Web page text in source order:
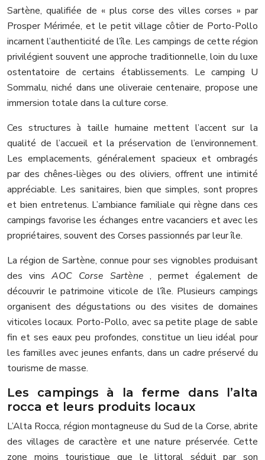
Sartène, qualifiée de « plus corse des villes corses » par
Prosper Mérimée, et le petit village côtier de Porto-Pollo
incarnent l’authenticité de l’île. Les campings de cette région
privilégient souvent une approche traditionnelle, loin du luxe
ostentatoire de certains établissements. Le camping U
Sommalu, niché dans une oliveraie centenaire, propose une
immersion totale dans la culture corse.
Ces structures à taille humaine mettent l’accent sur la
qualité de l’accueil et la préservation de l’environnement.
Les emplacements, généralement spacieux et ombragés
par des chênes-lièges ou des oliviers, offrent une intimité
appréciable. Les sanitaires, bien que simples, sont propres
et bien entretenus. L’ambiance familiale qui règne dans ces
campings favorise les échanges entre vacanciers et avec les
propriétaires, souvent des Corses passionnés par leur île.
La région de Sartène, connue pour ses vignobles produisant
des vins AOC Corse Sartène, permet également de
découvrir le patrimoine viticole de l’île. Plusieurs campings
organisent des dégustations ou des visites de domaines
viticoles locaux. Porto-Pollo, avec sa petite plage de sable
fin et ses eaux peu profondes, constitue un lieu idéal pour
les familles avec jeunes enfants, dans un cadre préservé du
tourisme de masse.
Les campings à la ferme dans l’alta
rocca et leurs produits locaux
L’Alta Rocca, région montagneuse du Sud de la Corse, abrite
des villages de caractère et une nature préservée. Cette
zone moins touristique que le littoral séduit par son